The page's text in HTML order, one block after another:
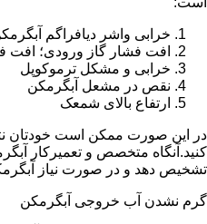
خرابی واشر دیافراگم
افت فشار گاز ورودی؛ افت
خرابی و مشکل ترموکوپل
نقص در مشعل آبگرمکن
ارتفاع بالای شمعک
در این صورت ممکن است خودتان
کنید.آنگاه متخصص و تعمیرکار
تشخیص دهد و در صورت نیاز
گرم نشدن آب خروجی آبگرمکن